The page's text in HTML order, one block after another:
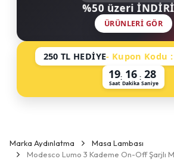
%50 üzeri
ÜRÜNLERI GÖR
250 TL HEDİYE- Kupon Kodu :
19
Saat
: 16
Dakika
: 27
Saniye
Marka Aydınlatma
Masa Lambası
Modesco Lumo 3 Kademe On-Off Şarjlı